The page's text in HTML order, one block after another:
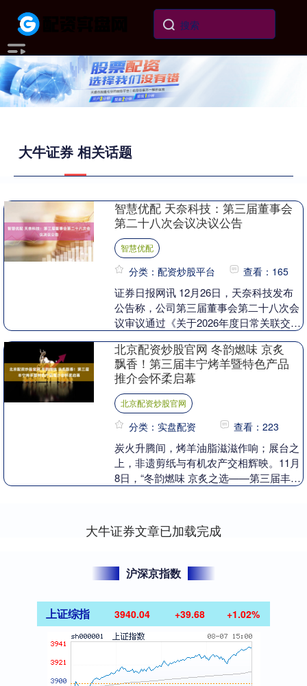
大牛证券 相关话题
智慧优配 天奈科技：第三届董事会
第二十八次会议决议公告
智慧优配
分类：配资炒股平台 查看：165
证券日报网讯 12月26日，天奈科技发布
公告称，公司第三届董事会第二十八次会
议审议通过《关于2026年度日常关联交易
预计额度的议案》等。....
北京配资炒股官网 冬韵燃味 京炙
飘香！第三届丰宁烤羊暨特色产品
推介会怀柔启幕
北京配资炒股官网
分类：实盘配资 查看：223
炭火升腾间，烤羊油脂滋滋作响；展台之
上，非遗剪纸与有机农产交相辉映。11月
8日，“冬韵燃味 京炙之选——第三届丰宁
大牛证券文章已加载完成
沪深京指数
上证综指 3940.04 +39.68 +1.02%